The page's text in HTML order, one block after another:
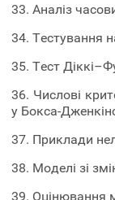
33. Аналіз
34. Тестування
35. Тест
36. Числові
у Бокса-
37. Приклади
38. Моделі зі
39. Оцінювання